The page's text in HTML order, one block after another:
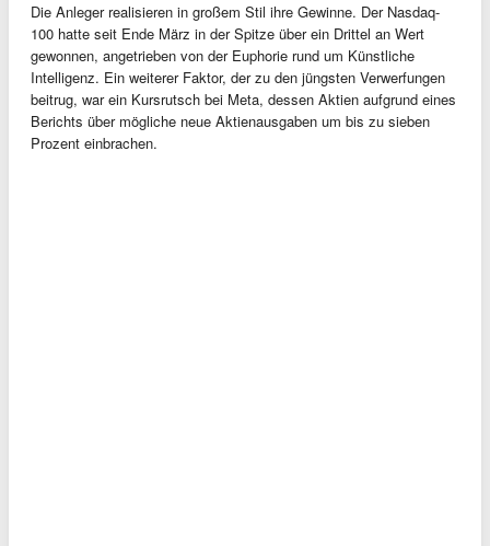
Die Anleger realisieren in großem Stil ihre Gewinne. Der Nasdaq-
100 hatte seit Ende März in der Spitze über ein Drittel an Wert
gewonnen, angetrieben von der Euphorie rund um Künstliche
Intelligenz. Ein weiterer Faktor, der zu den jüngsten Verwerfungen
beitrug, war ein Kursrutsch bei Meta, dessen Aktien aufgrund eines
Berichts über mögliche neue Aktienausgaben um bis zu sieben
Prozent einbrachen.